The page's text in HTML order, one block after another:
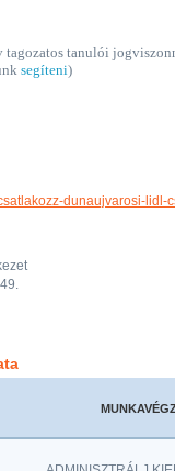
tagozatos tanulói
segíteni)
dunaujvarosi-lidl-